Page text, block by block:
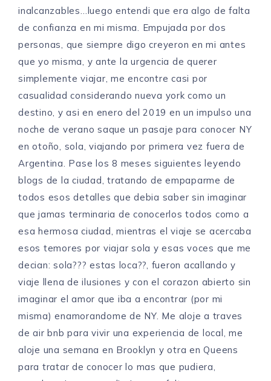
inalcanzables…luego entendi que era algo de falta
de confianza en mi misma. Empujada por dos
personas, que siempre digo creyeron en mi antes
que yo misma, y ante la urgencia de querer
simplemente viajar, me encontre casi por
casualidad considerando nueva york como un
destino, y asi en enero del 2019 en un impulso una
noche de verano saque un pasaje para conocer NY
en otoño, sola, viajando por primera vez fuera de
Argentina. Pase los 8 meses siguientes leyendo
blogs de la ciudad, tratando de empaparme de
todos esos detalles que debia saber sin imaginar
que jamas terminaria de conocerlos todos como a
esa hermosa ciudad, mientras el viaje se acercaba
esos temores por viajar sola y esas voces que me
decian: sola??? estas loca??, fueron acallando y
viaje llena de ilusiones y con el corazon abierto sin
imaginar el amor que iba a encontrar (por mi
misma) enamorandome de NY. Me aloje a traves
de air bnb para vivir una experiencia de local, me
aloje una semana en Brooklyn y otra en Queens
para tratar de conocer lo mas que pudiera,